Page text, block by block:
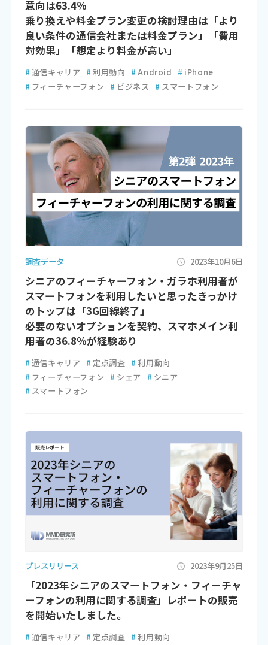
意向は63.4％
乗り換えや料金プラン変更の検討理由は「より
良い条件の通信会社または料金プラン」「費用
対効果」「想定より料金が高い」
# 通信キャリア # 利用動向 # Android # iPhone
# フィーチャーフォン # ビジネス # スマートフォン
調査データ 2023年10月6日
シニアのフィーチャーフォン・ガラホ利用者が
スマートフォンを利用したいと思ったきっかけ
のトップは「3G回線終了」
必要のないオプションを契約、スマホメイン利
用者の36.8％が経験あり
# 通信キャリア # 定点調査 # 利用動向
# フィーチャーフォン # シェア # シニア
# スマートフォン
プレスリリース 2023年9月25日
「2023年シニアのスマートフォン・フィーチャ
ーフォンの利用に関する調査」レポートの販売
を開始いたしました。
# 通信キャリア # 定点調査 # 利用動向